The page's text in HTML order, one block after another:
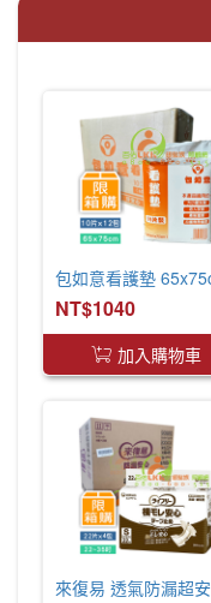
NT$1040
加入購物車